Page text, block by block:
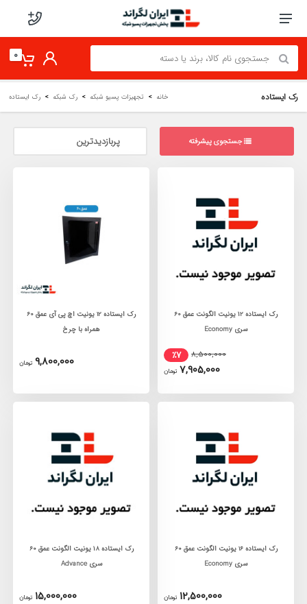
0
رک ایستاده خانه تجهیزات پسیو شبکه رک شبکه رک ایستاده
جستجوی پیشرفته
رک ايستاده ١2 يونيت الگونت عمق 60
سری Economy
8,500,000 ٪7
7,905,000 تومان
رک ایستاده 12 یونیت اچ پی آی عمق 60
همراه با چرخ
9,800,000 تومان
رک ايستاده 16 يونيت الگونت عمق 60
سری Economy
12,500,000 تومان
رک ايستاده ١8 يونيت الگونت عمق 60
سری Advance
15,000,000 تومان